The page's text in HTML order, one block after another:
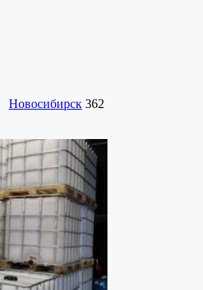
Новосибирск 362